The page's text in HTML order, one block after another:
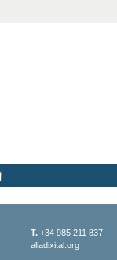
T. +34 985 211 837
alladixital.org